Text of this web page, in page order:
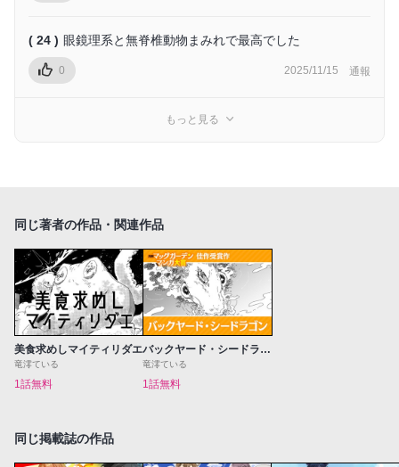
( 24 ) 眼鏡理系と無脊椎動物まみれで最高でした
0 2025/11/15 通報
もっと見る
同じ著者の作品・関連作品
美食求めしマイティリダエ
竜澪ている
1話無料
バックヤード・シードラゴン
竜澪ている
1話無料
同じ掲載誌の作品